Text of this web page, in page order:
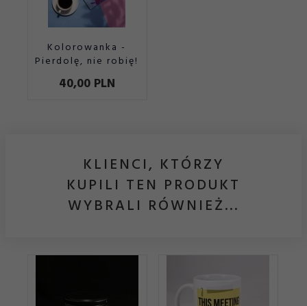
Kolorowanka -
Pierdolę, nie robię!
40,00 PLN
KLIENCI, KTÓRZY
KUPILI TEN PRODUKT
WYBRALI RÓWNIEŻ...